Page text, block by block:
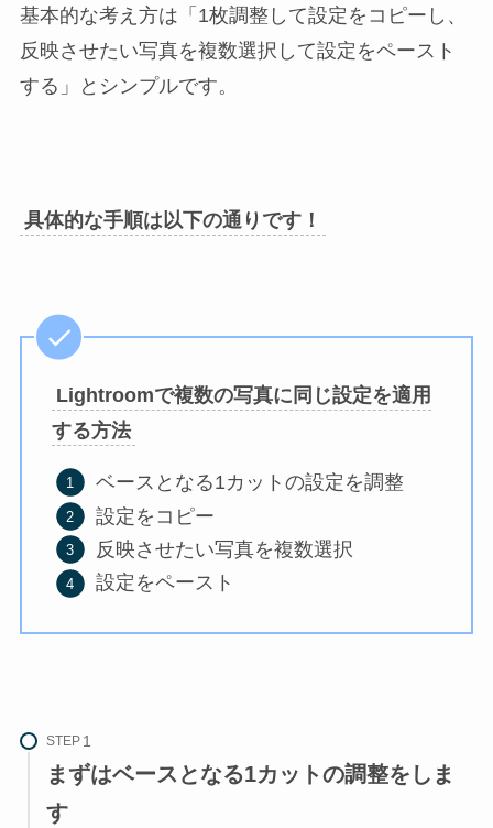
基本的な考え方は「1枚調整して設定をコピーし、
反映させたい写真を複数選択して設定をペースト
する」とシンプルです。
具体的な手順は以下の通りです！
Lightroomで複数の写真に同じ設定を適用
する方法
ベースとなる1カットの設定を調整
設定をコピー
反映させたい写真を複数選択
設定をペースト
STEP
まずはベースとなる1カットの調整をしま
す